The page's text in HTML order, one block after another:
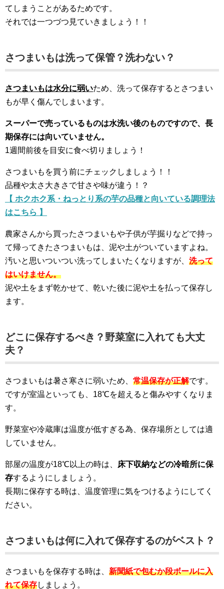
てしまうことがあるためです。
それでは一つづつ見ていきましょう！！
さつまいもは洗って保管？洗わない？
さつまいもは水分に弱いため、洗って保存するとさつまい
もが早く傷んでしまいます。
スーパーで売っているものは水洗い後のものですので、長
期保存には向いていません。
1週間前後を目安に食べ切りましょう！
さつまいもを買う前にチェックしましょう！！
品種や太さ大きさで甘さや味が違う！？
【 ホクホク系・ねっとり系の芋の品種と向いている調理法
はこちら 】
農家さんから買ったさつまいもや子供が芋掘りなどで持っ
て帰ってきたさつまいもは、泥や土がついていますよね。
汚いと思いついつい洗ってしまいたくなりますが、 洗って
はいけません。
泥や土をまず乾かせて、乾いた後に泥や土を払って保存し
ます。
どこに保存するべき？野菜室に入れても大丈
夫？
さつまいもは暑さ寒さに弱いため、 常温保存が正解です。
ですが室温といっても、18℃を超えると傷みやすくなりま
す。
野菜室や冷蔵庫は温度が低すぎる為、保存場所としては適
していません。
部屋の温度が18℃以上の時は、
床下収納などの冷暗所に保
存するようにしましょう。
長期に保存する時は、温度管理に気をつけるようにしてく
ださい。
さつまいもは何に入れて保存するのがベスト？
さつまいもを保存する時は、 新聞紙で包むか段ボールに入
れて保存しましょう。